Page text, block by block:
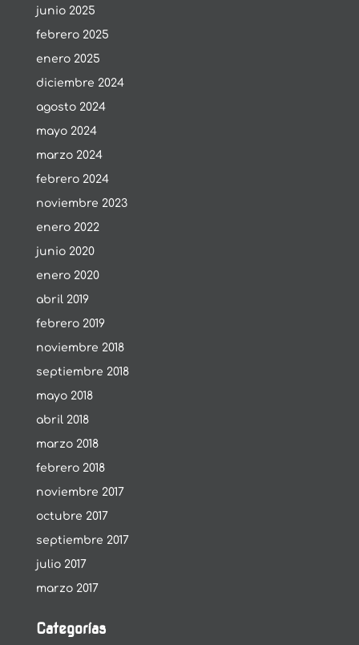
junio 2025
febrero 2025
enero 2025
diciembre 2024
agosto 2024
mayo 2024
marzo 2024
febrero 2024
noviembre 2023
enero 2022
junio 2020
enero 2020
abril 2019
febrero 2019
noviembre 2018
septiembre 2018
mayo 2018
abril 2018
marzo 2018
febrero 2018
noviembre 2017
octubre 2017
septiembre 2017
julio 2017
marzo 2017
Categorías